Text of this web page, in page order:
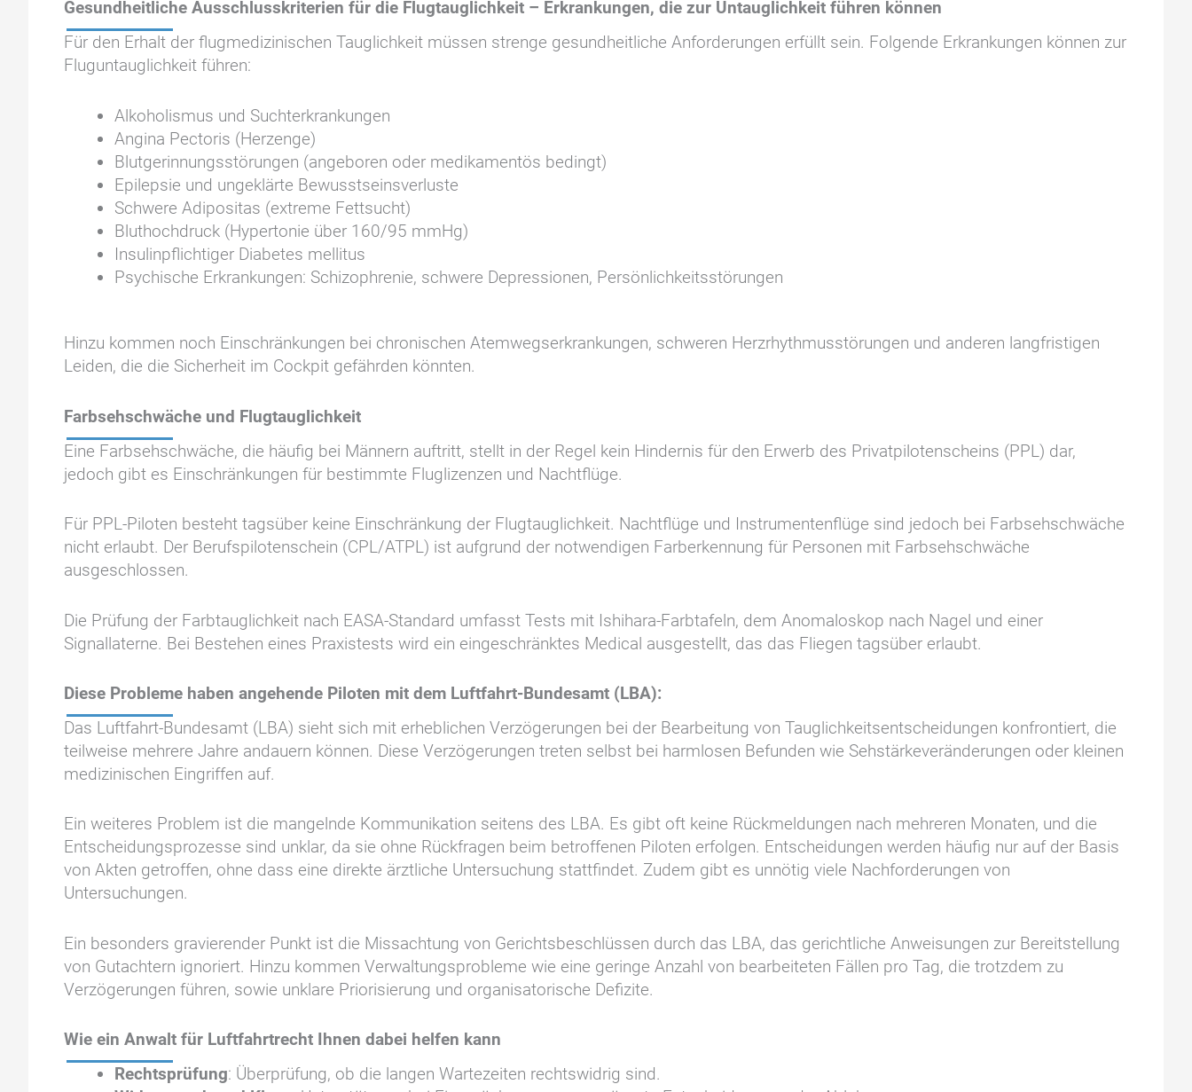
Gesundheitliche Ausschlusskriterien für die Flugtauglichkeit – Erkrankungen, die zur Untauglichkeit führen können
Für den Erhalt der flugmedizinischen Tauglichkeit müssen strenge gesundheitliche Anforderungen erfüllt sein. Folgende Erkrankungen können zur
Fluguntauglichkeit führen:
Alkoholismus und Suchterkrankungen
Angina Pectoris (Herzenge)
Blutgerinnungsstörungen (angeboren oder medikamentös bedingt)
Epilepsie und ungeklärte Bewusstseinsverluste
Schwere Adipositas (extreme Fettsucht)
Bluthochdruck (Hypertonie über 160/95 mmHg)
Insulinpflichtiger Diabetes mellitus
Psychische Erkrankungen: Schizophrenie, schwere Depressionen, Persönlichkeitsstörungen
Hinzu kommen noch Einschränkungen bei chronischen Atemwegserkrankungen, schweren Herzrhythmusstörungen und anderen langfristigen
Leiden, die die Sicherheit im Cockpit gefährden könnten.
Farbsehschwäche und Flugtauglichkeit
Eine Farbsehschwäche, die häufig bei Männern auftritt, stellt in der Regel kein Hindernis für den Erwerb des Privatpilotenscheins (PPL) dar,
jedoch gibt es Einschränkungen für bestimmte Fluglizenzen und Nachtflüge.
Für PPL-Piloten besteht tagsüber keine Einschränkung der Flugtauglichkeit. Nachtflüge und Instrumentenflüge sind jedoch bei Farbsehschwäche
nicht erlaubt. Der Berufspilotenschein (CPL/ATPL) ist aufgrund der notwendigen Farberkennung für Personen mit Farbsehschwäche
ausgeschlossen.
Die Prüfung der Farbtauglichkeit nach EASA-Standard umfasst Tests mit Ishihara-Farbtafeln, dem Anomaloskop nach Nagel und einer
Signallaterne. Bei Bestehen eines Praxistests wird ein eingeschränktes Medical ausgestellt, das das Fliegen tagsüber erlaubt.
Diese Probleme haben angehende Piloten mit dem Luftfahrt-Bundesamt (LBA):
Das Luftfahrt-Bundesamt (LBA) sieht sich mit erheblichen Verzögerungen bei der Bearbeitung von Tauglichkeitsentscheidungen konfrontiert, die
teilweise mehrere Jahre andauern können. Diese Verzögerungen treten selbst bei harmlosen Befunden wie Sehstärkeveränderungen oder kleinen
medizinischen Eingriffen auf.
Ein weiteres Problem ist die mangelnde Kommunikation seitens des LBA. Es gibt oft keine Rückmeldungen nach mehreren Monaten, und die
Entscheidungsprozesse sind unklar, da sie ohne Rückfragen beim betroffenen Piloten erfolgen. Entscheidungen werden häufig nur auf der Basis
von Akten getroffen, ohne dass eine direkte ärztliche Untersuchung stattfindet. Zudem gibt es unnötig viele Nachforderungen von
Untersuchungen.
Ein besonders gravierender Punkt ist die Missachtung von Gerichtsbeschlüssen durch das LBA, das gerichtliche Anweisungen zur Bereitstellung
von Gutachtern ignoriert. Hinzu kommen Verwaltungsprobleme wie eine geringe Anzahl von bearbeiteten Fällen pro Tag, die trotzdem zu
Verzögerungen führen, sowie unklare Priorisierung und organisatorische Defizite.
Wie ein Anwalt für Luftfahrtrecht Ihnen dabei helfen kann
Rechtsprüfung: Überprüfung, ob die langen Wartezeiten rechtswidrig sind.